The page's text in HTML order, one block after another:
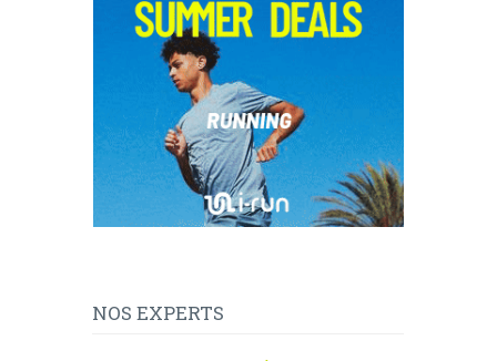
NOS EXPERTS